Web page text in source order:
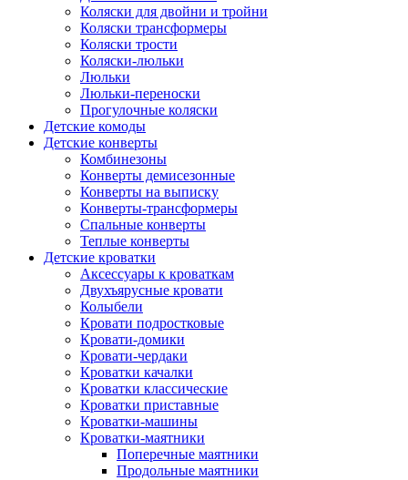
Коляски для двойни и тройни
Коляски трансформеры
Коляски трости
Коляски-люльки
Люльки
Люльки-переноски
Прогулочные коляски
Детские комоды
Детские конверты
Комбинезоны
Конверты демисезонные
Конверты на выписку
Конверты-трансформеры
Спальные конверты
Теплые конверты
Детские кроватки
Аксессуары к кроваткам
Двухъярусные кровати
Колыбели
Кровати подростковые
Кровати-домики
Кровати-чердаки
Кроватки качалки
Кроватки классические
Кроватки приставные
Кроватки-машины
Кроватки-маятники
Поперечные маятники
Продольные маятники